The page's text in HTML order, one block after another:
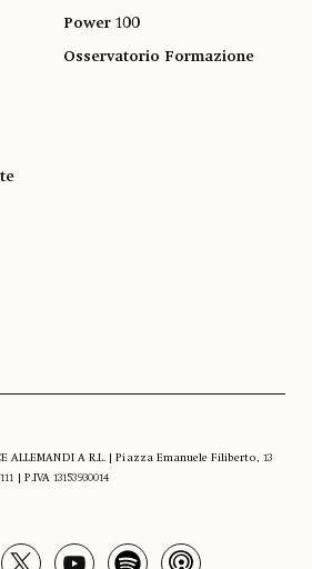
Power 100
Osservatorio Formazione
ALLEMANDI A R.L. | Piazza Emanuele Filiberto, 13
| P.IVA 13153930014